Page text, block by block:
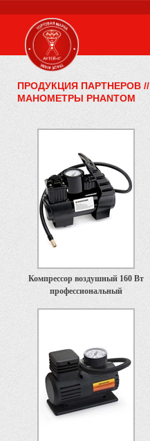
ПРОДУКЦИЯ ПАРТНЕРОВ //
МАНОМЕТРЫ PHANTOM
Компрессор воздушный 160 Вт
профессиональный